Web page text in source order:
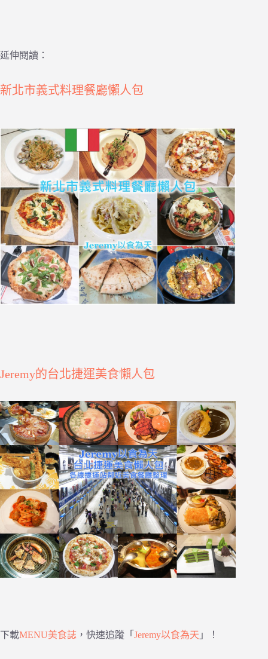
延伸閱讀：
新北市義式料理餐廳懶人包
Jeremy的台北捷運美食懶人包
下載MENU美食誌 ，快速追蹤「 Jeremy以食為天 」！